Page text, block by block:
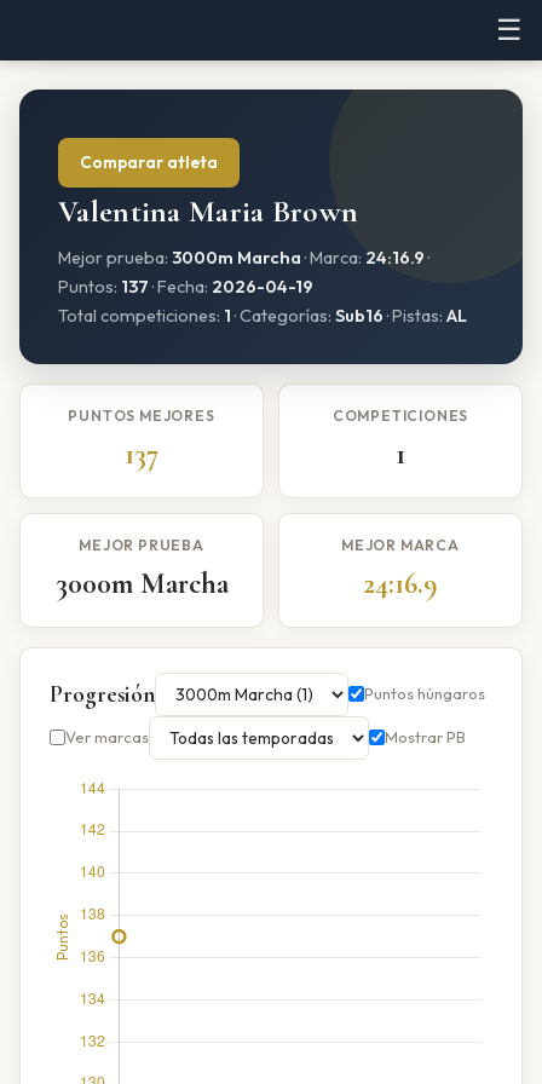
☰
Comparar atleta
Valentina Maria Brown
Mejor prueba: 3000m Marcha · Marca: 24:16.9 ·
Puntos: 137 · Fecha: 2026-04-19
Total competiciones: 1 · Categorías: Sub16 · Pistas: AL
PUNTOS MEJORES
137
COMPETICIONES
1
MEJOR PRUEBA
3000m Marcha
MEJOR MARCA
24:16.9
Progresión Puntos húngaros
Ver marcas Mostrar PB